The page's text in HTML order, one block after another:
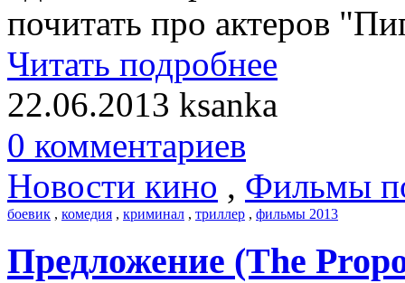
почитать про актеров
Читать подробнее
22.06.2013 ksanka
0 комментариев
Новости кино , Фильмы
боевик , комедия , криминал , триллер , фильмы 2013
Предложение (The